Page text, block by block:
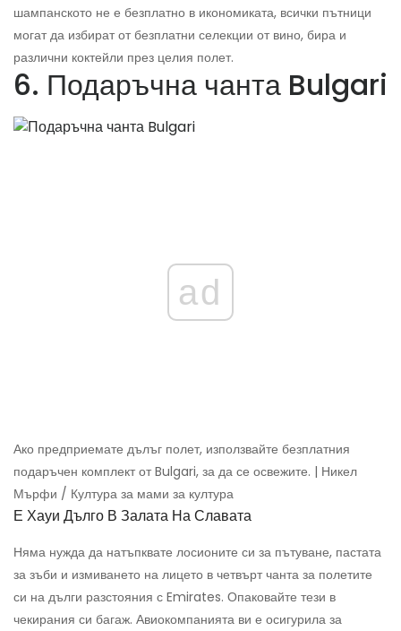
шампанското не е безплатно в икономиката, всички пътници
могат да избират от безплатни селекции от вино, бира и
различни коктейли през целия полет.
6. Подаръчна чанта Bulgari
ad
Ако предприемате дълъг полет, използвайте безплатния
подаръчен комплект от Bulgari, за да се освежите. | Никел
Мърфи / Култура за мами за култура
Е Хауи Дълго В Залата На Славата
Няма нужда да натъпквате лосионите си за пътуване, пастата
за зъби и измиването на лицето в четвърт чанта за полетите
си на дълги разстояния с Emirates. Опаковайте тези в
чекирания си багаж. Авиокомпанията ви е осигурила за